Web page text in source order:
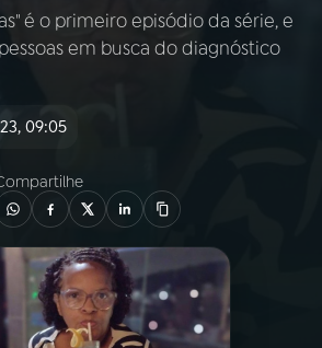
AO VIVO
é o primeiro episódio da série, e
em busca do diagnóstico
09:05